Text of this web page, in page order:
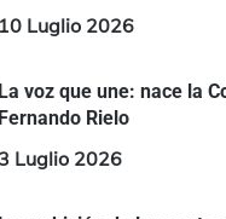
10 Luglio 2026
La voz que une: nace la
Fernando Rielo
3 Luglio 2026